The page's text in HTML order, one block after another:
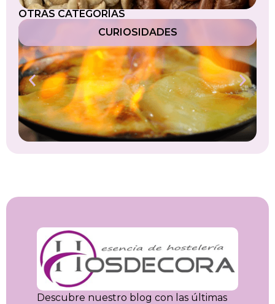
OTRAS CATEGORÍAS
CONSEJOS
Descubre nuestro blog con las últimas